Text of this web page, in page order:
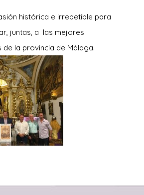
histórica e irrepetible para
juntas, a las mejores
de la provincia de Málaga.